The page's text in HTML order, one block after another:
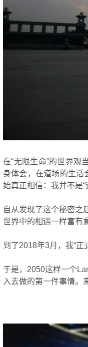
在“无限生命”的世界
身体会，在道场的生活
始真正相信：我并不是“
自从发现了这个秘密之
世界中的相遇一样富有
到了2018年3月，我“正
于是，2050这样一个
入去做的第一件事情。